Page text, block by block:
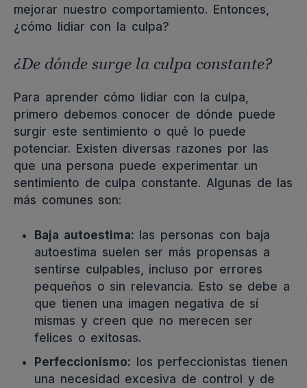
mejorar nuestro comportamiento. Entonces,
¿cómo lidiar con la culpa?
¿De dónde surge la culpa constante?
Para aprender cómo lidiar con la culpa,
primero debemos conocer de dónde puede
surgir este sentimiento o qué lo puede
potenciar. Existen diversas razones por las
que una persona puede experimentar un
sentimiento de culpa constante. Algunas de las
más comunes son:
Baja autoestima: las personas con baja
autoestima suelen ser más propensas a
sentirse culpables, incluso por errores
pequeños o sin relevancia. Esto se debe a
que tienen una imagen negativa de sí
mismas y creen que no merecen ser
felices o exitosas.
Perfeccionismo: los perfeccionistas tienen
una necesidad excesiva de control y de